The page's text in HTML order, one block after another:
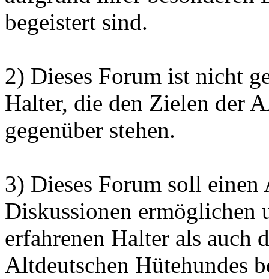
begeistert sind.
2) Dieses Forum ist nicht
Halter, die den Zielen der
gegenüber stehen.
3) Dieses Forum soll
Diskussionen ermöglichen
erfahrenen Halter als auch
Altdeutschen Hütehundes